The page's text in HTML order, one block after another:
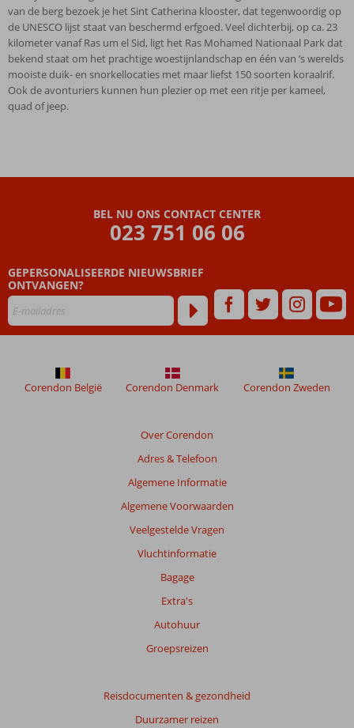
van de berg bezoek je het Sint Catherina klooster, dat tegenwoordig op
de UNESCO lijst staat van beschermd erfgoed. Veel dichterbij, op ca. 23
kilometer vanaf Ras um el Sid, ligt het Ras Mohamed Nationaal Park dat
bekend staat om het prachtige woestijnlandschap en één van ’s werelds
mooiste duik- en snorkellocaties met maar liefst 150 soorten koraalrif.
Ook de avonturiers kunnen hun plezier op met een ritje per kameel,
quad of jeep.
BEL NU ONS CONTACT CENTER
023 751 06 06
GEPERSONALISEERDE NIEUWSBRIEF
ONTVANGEN?
Over Corendon
Adres & Telefoon
Algemene Informatie
Algemene Voorwaarden
Veelgestelde Vragen
Vluchtinformatie
Bagage
Extra's
Autohuur
Groepsreizen
Reisdocumenten & gezondheid
Duurzamer reizen
Corendon België Corendon Denmark Corendon Zweden